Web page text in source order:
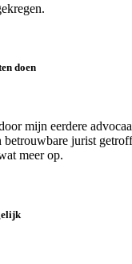
doen
mijn eerdere
betrouwbare jurist
meer op.